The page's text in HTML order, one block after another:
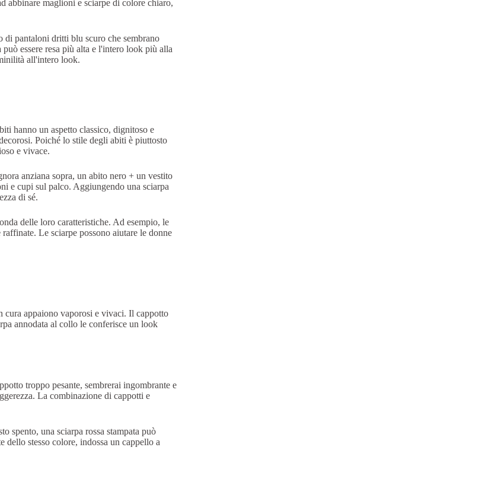
abbinare maglioni e sciarpe di colore chiaro,
di pantaloni dritti blu scuro che sembrano
essere resa più alta e l'intero look più alla
all'intero look.
hanno un aspetto classico, dignitoso e
Poiché lo stile degli abiti è piuttosto
e vivace.
anziana sopra, un abito nero + un vestito
e cupi sul palco. Aggiungendo una sciarpa
di sé.
delle loro caratteristiche. Ad esempio, le
Le sciarpe possono aiutare le donne
cura appaiono vaporosi e vivaci. Il cappotto
annodata al collo le conferisce un look
troppo pesante, sembrerai ingombrante e
La combinazione di cappotti e
spento, una sciarpa rossa stampata può
stesso colore, indossa un cappello a